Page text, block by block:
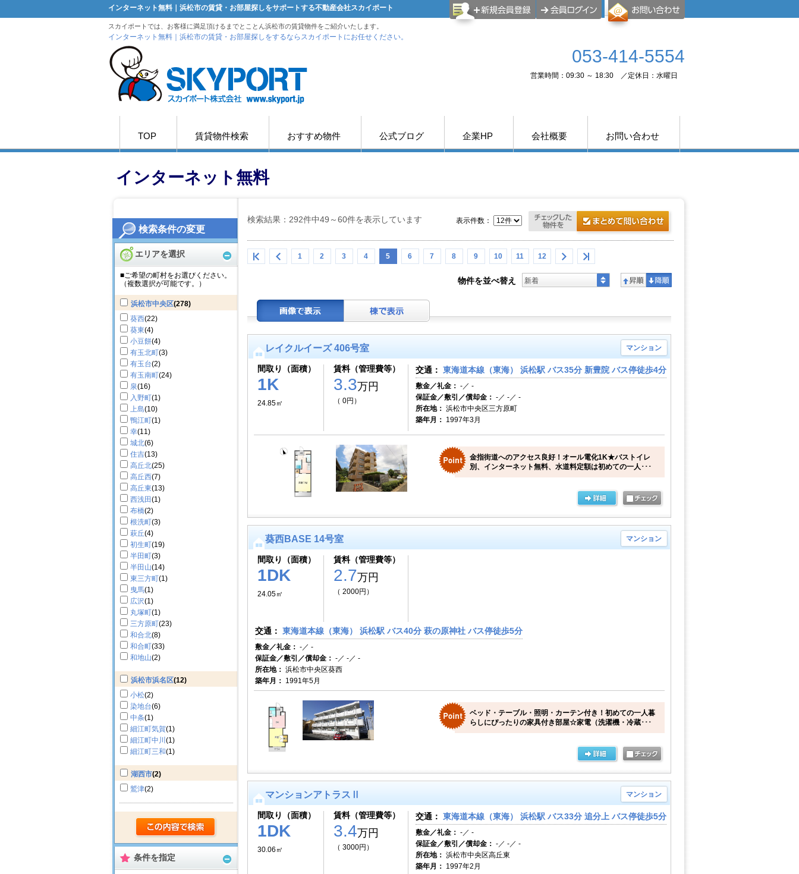
検索条件の変更
エリアを選択
■ご希望の町村をお選びください。
（複数選択が可能です。）
浜松市中央区(278)
葵西(22)
葵東(4)
小豆餅(4)
有玉北町(3)
有玉台(2)
有玉南町(24)
泉(16)
入野町(1)
上島(10)
鴨江町(1)
幸(11)
城北(6)
住吉(13)
高丘北(25)
高丘西(7)
高丘東(13)
西浅田(1)
布橋(2)
根洗町(3)
萩丘(4)
初生町(19)
半田町(3)
半田山(14)
東三方町(1)
曳馬(1)
広沢(1)
丸塚町(1)
三方原町(23)
和合北(8)
和合町(33)
和地山(2)
浜松市浜名区(12)
小松(2)
染地台(6)
中条(1)
細江町気賀(1)
細江町中川 (1)
細江町三和(1)
湖西市(2)
鷲津(2)
条件を指定
インターネット無料｜浜松市の賃貸・お部屋探しをサポートする不動産会社スカイポート
スカイポートでは、お客様に満足頂けるまでとことん浜松市の賃貸物件をご紹介いたします。
インターネット無料｜浜松市の賃貸・お部屋探しをするならスカイポートにお任せください。
053-414-5554
営業時間：09:30 ～ 18:30 ／定休日：水曜日
TOP 賃貸物件検索 おすすめ物件 公式ブログ 企業HP 会社概要 お問い合わせ
インターネット無料
検索結果：292件中49～60件を表示しています
1 2 3 4 5 6 7 8 9 10 11 12
表示件数：
物件を並べ替え 新着
レイクルイーズ 406号室 マンション
間取り（面積）
1K
24.85㎡
賃料（管理費等）
3.3万円
（ 0円）
交通： 東海道本線（東海） 浜松駅 バス35分 新豊院 バス停徒歩4分
敷金／礼金： -／ -
保証金／敷引／償却金： -／ -／ -
所在地： 浜松市中央区三方原町
築年月： 1997年3月
金指街道へのアクセス良好！オール電化1K★バストイレ
別、インターネット無料、水道料定額は初めての一人･･･
葵西BASE 14号室 マンション
間取り（面積）
1DK
24.05㎡
賃料（管理費等）
2.7万円
（ 2000円）
交通： 東海道本線（東海） 浜松駅 バス40分 萩の原神社 バス停徒歩5分
敷金／礼金： -／ -
保証金／敷引／償却金： -／ -／ -
所在地： 浜松市中央区葵西
築年月： 1991年5月
ベッド・テーブル・照明・カーテン付き！初めての一人暮
らしにぴったりの家具付き部屋☆家電（洗濯機・冷蔵･･･
マンションアトラスⅡ マンション
間取り（面積）
1DK
30.06㎡
賃料（管理費等）
3.4万円
（ 3000円）
交通： 東海道本線（東海） 浜松駅 バス33分 追分上 バス停徒歩5分
敷金／礼金： -／ -
保証金／敷引／償却金： -／ -／ -
所在地： 浜松市中央区高丘東
築年月： 1997年2月